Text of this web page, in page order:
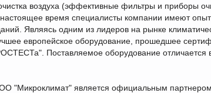
воздуха (эффективные фильтры и приборы
время специалисты компании имеют
Являясь одним из лидеров на рынке
европейское оборудование, прошедшее
Поставляемое оборудование отличается
"Микроклимат" является официальным партнером